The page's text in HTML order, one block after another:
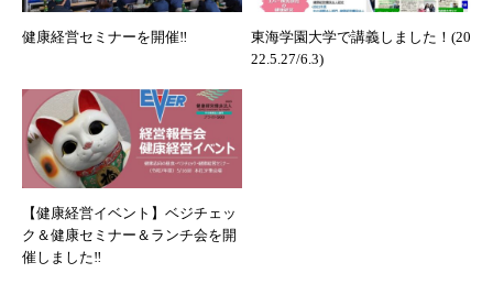
健康経営セミナーを開催‼
東海学園大学で講義しました！(20
22.5.27/6.3)
【健康経営イベント】ベジチェッ
ク＆健康セミナー＆ランチ会を開
催しました‼